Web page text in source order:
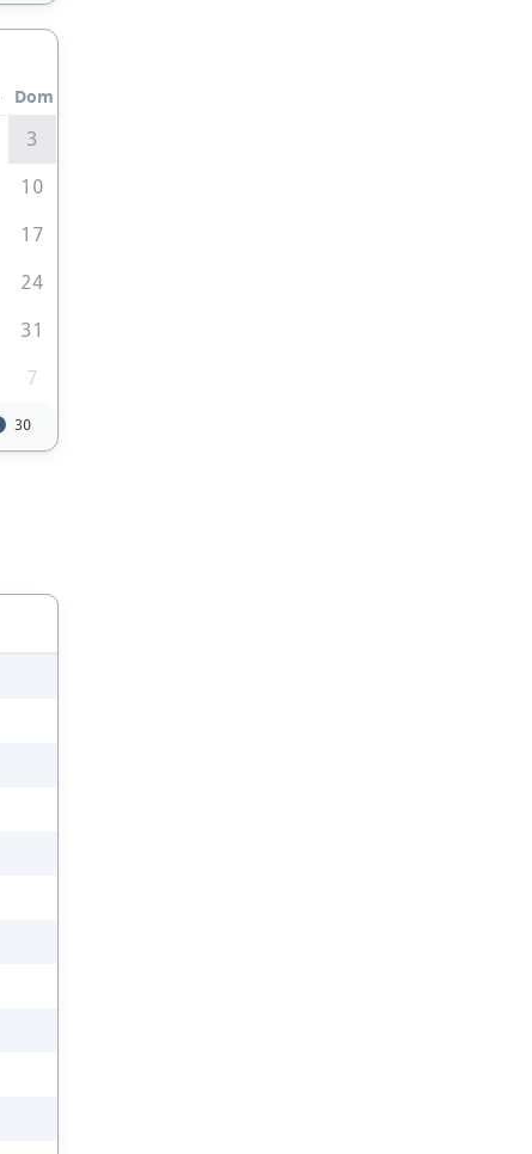
Dom
3
10
17
24
31
7
30